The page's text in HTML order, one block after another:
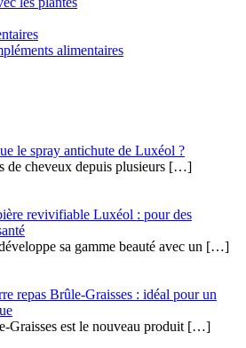
alimentaires
le spray antichute de Luxéol ?
de cheveux depuis plusieurs […]
revivifiable Luxéol : pour des
sa gamme beauté avec un […]
repas Brûle-Graisses : idéal pour un
Graisses est le nouveau produit […]